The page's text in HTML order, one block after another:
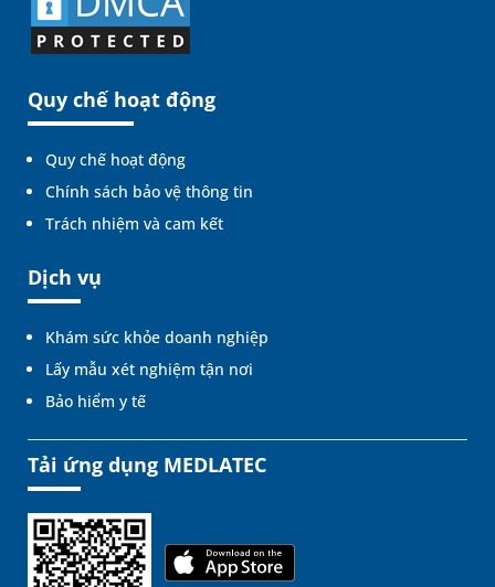
Quy chế hoạt động
Quy chế hoạt động
Chính sách bảo vệ thông tin
Trách nhiệm và cam kết
Dịch vụ
Khám sức khỏe doanh nghiệp
Lấy mẫu xét nghiệm tận nơi
Bảo hiểm y tế
Tải ứng dụng MEDLATEC